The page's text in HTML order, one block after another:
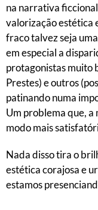
na narrativa
valorização estética
fraco talvez seja
em especial a
protagonistas muito
Prestes) e outros
patinando numa
Um problema que, a
modo mais
Nada disso tira o
estética corajosa e
estamos